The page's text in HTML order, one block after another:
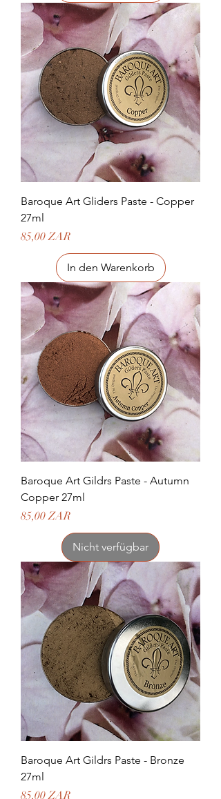
Baroque Art Gliders Paste - Copper
27ml
Preis
85,00 ZAR
In den Warenkorb
Baroque Art Gildrs Paste - Autumn
Copper 27ml
Preis
85,00 ZAR
Nicht verfügbar
Baroque Art Gildrs Paste - Bronze
27ml
Preis
85,00 ZAR